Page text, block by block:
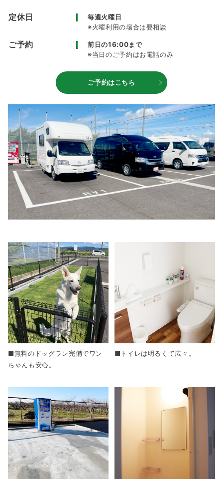
定休日
毎週火曜日
※火曜利用の場合は要相談
ご予約
前日の16:00まで
※当日のご予約はお電話のみ
ご予約はこちら
■無料のドッグラン完備でワン
ちゃんも安心。
■トイレは明るくて広々。